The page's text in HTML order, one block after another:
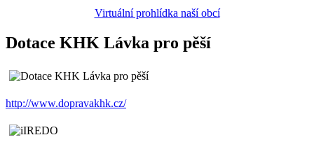
Virtuální prohlídka naší obcí
Dotace KHK Lávka pro pěší
http://www.dopravakhk.cz/